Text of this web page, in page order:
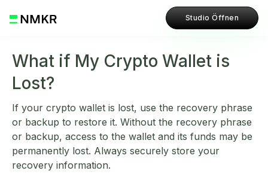
Studio Öffnen
What if My Crypto Wallet is
Lost?
If your crypto wallet is lost, use the recovery phrase
or backup to restore it. Without the recovery phrase
or backup, access to the wallet and its funds may be
permanently lost. Always securely store your
recovery information.